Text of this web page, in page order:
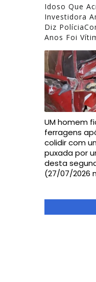
Idoso Que
Investidora
Diz
Anos Foi
UM homem
ferragens
colidir com
puxada por
desta
(27/07/2026